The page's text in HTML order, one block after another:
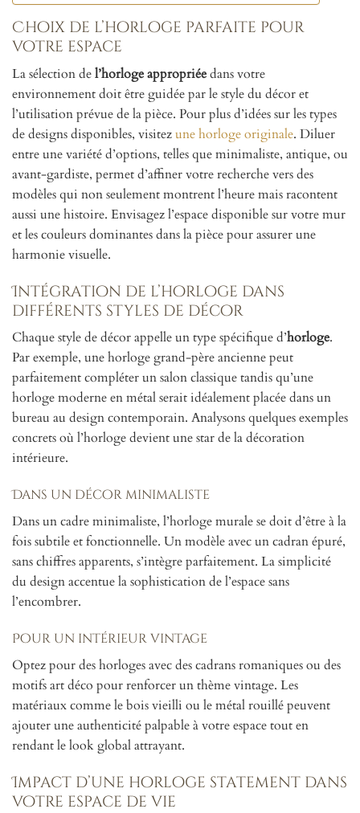
Choix de l’horloge parfaite pour
votre espace
La sélection del’horloge appropriéedans votre
environnement doit être guidée par le style du décor et
l’utilisation prévue de la pièce. Pour plus d’idées sur les types
de designs disponibles, visitezune horloge originale. Diluer
entre une variété d’options, telles que minimaliste, antique, ou
avant-gardiste, permet d’affiner votre recherche vers des
modèles qui non seulement montrent l’heure mais racontent
aussi une histoire. Envisagez l’espace disponible sur votre mur
et les couleurs dominantes dans la pièce pour assurer une
harmonie visuelle.
Intégration de l’horloge dans
différents styles de décor
Chaque style de décor appelle un type spécifique d’horloge.
Par exemple, une horloge grand-père ancienne peut
parfaitement compléter un salon classique tandis qu’une
horloge moderne en métal serait idéalement placée dans un
bureau au design contemporain. Analysons quelques exemples
concrets où l’horloge devient une star de la décoration
intérieure.
Dans un décor minimaliste
Dans un cadre minimaliste, l’horloge murale se doit d’être à la
fois subtile et fonctionnelle. Un modèle avec un cadran épuré,
sans chiffres apparents, s’intègre parfaitement. La simplicité
du design accentue la sophistication de l’espace sans
l’encombrer.
Pour un intérieur vintage
Optez pour des horloges avec des cadrans romaniques ou des
motifs art déco pour renforcer un thème vintage. Les
matériaux comme le bois vieilli ou le métal rouillé peuvent
ajouter une authenticité palpable à votre espace tout en
rendant le look global attrayant.
Impact d’une horloge statement dans
votre espace de vie